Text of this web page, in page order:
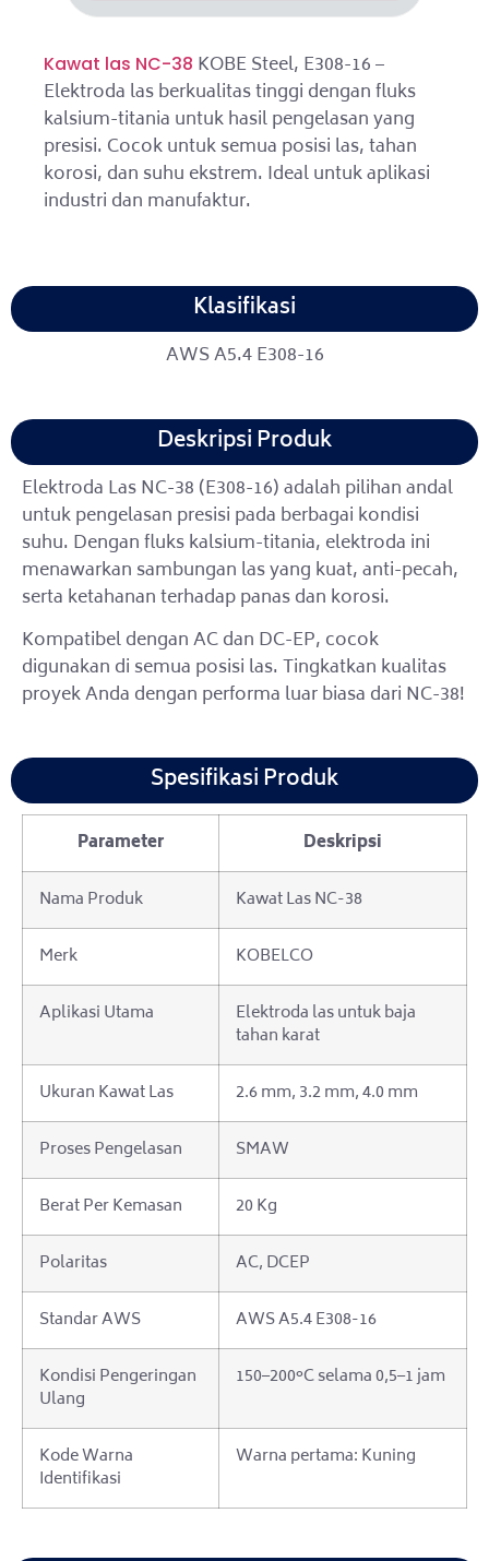
Kawat las NC-38 KOBE Steel, E308-16 –
Elektroda las berkualitas tinggi dengan fluks
kalsium-titania untuk hasil pengelasan yang
presisi. Cocok untuk semua posisi las, tahan
korosi, dan suhu ekstrem. Ideal untuk aplikasi
industri dan manufaktur.
Klasifikasi
AWS A5.4 E308-16
Deskripsi Produk
Elektroda Las NC-38 (E308-16) adalah pilihan andal
untuk pengelasan presisi pada berbagai kondisi
suhu. Dengan fluks kalsium-titania, elektroda ini
menawarkan sambungan las yang kuat, anti-pecah,
serta ketahanan terhadap panas dan korosi.
Kompatibel dengan AC dan DC-EP, cocok
digunakan di semua posisi las. Tingkatkan kualitas
proyek Anda dengan performa luar biasa dari NC-38!
Spesifikasi Produk
Parameter Deskripsi
Nama Produk Kawat Las NC-38
Merk KOBELCO
Aplikasi Utama
Elektroda las untuk baja
tahan karat
Ukuran Kawat Las 2.6 mm, 3.2 mm, 4.0 mm
Proses Pengelasan SMAW
Berat Per Kemasan 20 Kg
Polaritas AC, DCEP
Standar AWS AWS A5.4 E308-16
Kondisi Pengeringan
Ulang
150–200°C selama 0,5–1 jam
Kode Warna
Identifikasi
Warna pertama: Kuning